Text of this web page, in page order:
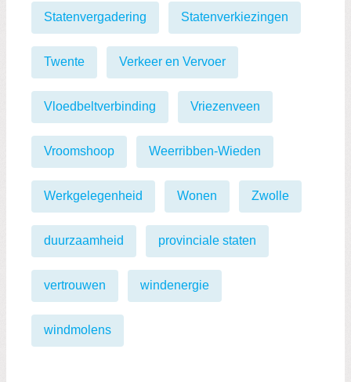
Statenvergadering Statenverkiezingen
Twente Verkeer en Vervoer
Vloedbeltverbinding Vriezenveen
Vroomshoop Weerribben-Wieden
Werkgelegenheid Wonen Zwolle
duurzaamheid provinciale staten
vertrouwen windenergie
windmolens